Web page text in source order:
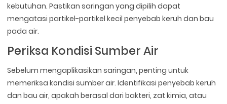
kebutuhan. Pastikan saringan yang dipilih dapat
mengatasi partikel-partikel kecil penyebab keruh dan bau
pada air.
Periksa Kondisi Sumber Air
Sebelum mengaplikasikan saringan, penting untuk
memeriksa kondisi sumber air. Identifikasi penyebab keruh
dan bau air, apakah berasal dari bakteri, zat kimia, atau